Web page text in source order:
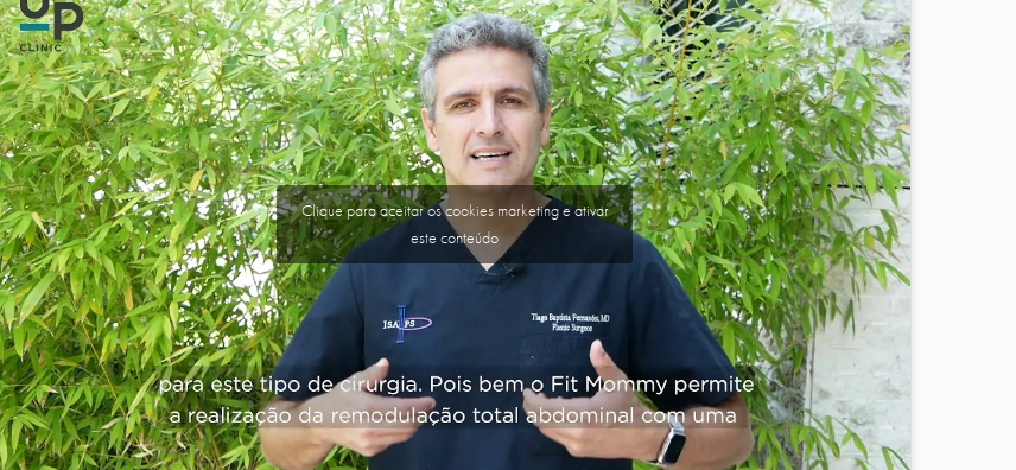
Clique para aceitar os cookies marketing e ativar
este conteúdo